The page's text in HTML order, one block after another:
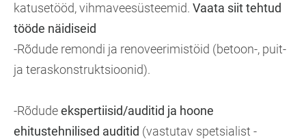
katusetööd, vihmaveesüsteemid. Vaata siit tehtud
tööde näidiseid
-Rõdude remondi ja renoveerimistöid (betoon-, puit-
ja teraskonstruktsioonid).
-Rõdudeekspertiisid/auditid ja hoone
ehitustehnilised auditid (vastutav spetsialist -